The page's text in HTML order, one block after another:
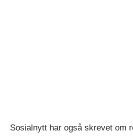
Sosialnytt har også skrevet om